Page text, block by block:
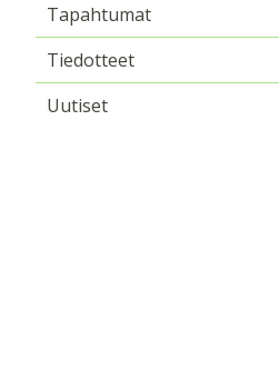
Tapahtumat
Tiedotteet
Uutiset